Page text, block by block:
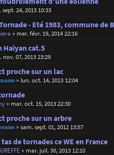
sept. 24, 2013 10:33
- Eté 1983, commune de
» mer. févr. 19, 2014 22:16
Haiyan cat.5
nov. 07, 2013 23:29
proche sur un lac
» lun. oct. 14, 2013 12:04
» mar. oct. 15, 2013 22:30
proche sur un arbre
» sam. sept. 01, 2012 13:57
de tornades ce WE en France
» mar. juil. 30, 2013 12:10